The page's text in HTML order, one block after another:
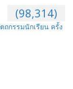
(98,314)
ถกรรมนักเรียน ครั้ง